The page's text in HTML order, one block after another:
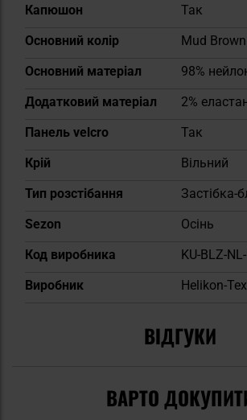
Капюшон
Так
Основний колір
Mud Brown
Основний матеріал
98%
Додатковий матеріал
2%
Панель velcro
Так
Крій
Вільний
Тип розстібання
Застібка-
Sezon
Осінь
Код виробника
KU-BLZ-
Виробник
Helikon-Tex
ВІДГУКИ
ВАРТО